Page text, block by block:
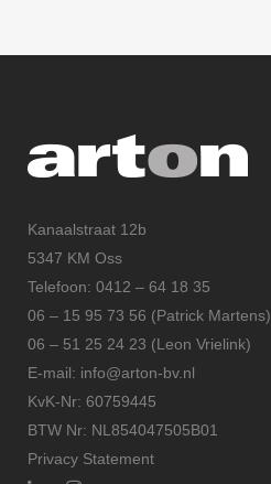
Kanaalstraat 12b
5347 KM Oss
Telefoon: 0412 – 64 18 35
06 – 15 95 73 56 (Patrick Martens)
06 – 51 25 24 23 (Leon Vrielink)
E-mail: info@arton-bv.nl
KvK-Nr: 60759445
BTW Nr: NL854047505B01
Privacy Statement